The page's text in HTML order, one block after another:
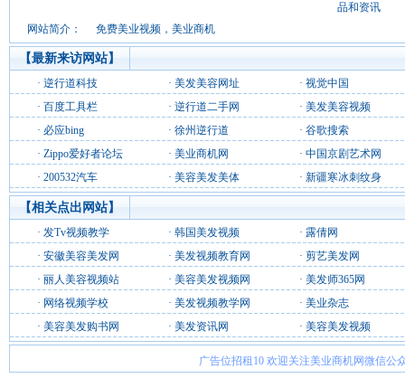
品和资讯
网站简介：
免费美业视频，美业商机
【最新来访网站】
· 逆行道科技 · 美发美容网址 · 视觉中国
· 百度工具栏 · 逆行道二手网 · 美发美容视频
· 必应bing · 徐州逆行道 · 谷歌搜索
· Zippo爱好者论坛 · 美业商机网 · 中国京剧艺术网
· 200532汽车 · 美容美发美体 · 新疆寒冰刺纹身
【相关点出网站】
· 发Tv视频教学 · 韩国美发视频 · 露倩网
· 安徽美容美发网 · 美发视频教育网 · 剪艺美发网
· 丽人美容视频站 · 美容美发视频网 · 美发师365网
· 网络视频学校 · 美发视频教学网 · 美业杂志
· 美容美发购书网 · 美发资讯网 · 美容美发视频
广告位招租10 欢迎关注美业商机网微信公